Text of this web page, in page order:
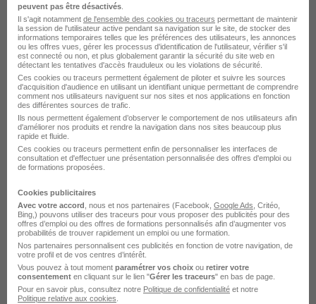
Acheteur Industriel CDD H/F
Messer France
Mitry-Mory - 77 CDD 50 000 - 55 000 € / an
Voir l’offre
il y a 11 jours
Acheteur Industriel H/F
Kem One
Paris 14e - 75 CDI
peuvent pas être désactivés
Il s'agit notamment de l'ensemble des cookies ou traceurs permettant de maintenir
la session de l'utilisateur active pendant sa navigation sur le site, de stocker des
informations temporaires telles que les préférences des utilisateurs, les annonces
ou les offres vues, gérer les processus d'identification de l'utilisateur, vérifier s'il
est connecté ou non, et plus globalement garantir la sécurité du site web en
détectant les tentatives d'accès frauduleux ou les violations de sécurité.
Ces cookies ou traceurs permettent également de piloter et suivre les sources
d'acquisition d'audience en utilisant un identifiant unique permettant de comprendre
comment nos utilisateurs naviguent sur nos sites et nos applications en fonction
des différentes sources de trafic.
Ils nous permettent également d’observer le comportement de nos utilisateurs afin
d'améliorer nos produits et rendre la navigation dans nos sites beaucoup plus
rapide et fluide.
Ces cookies ou traceurs permettent enfin de personnaliser les interfaces de
consultation et d'effectuer une présentation personnalisée des offres d'emploi ou
de formations proposées.
Cookies publicitaires
Avec votre accord , nous et nos partenaires (Facebook, Google Ads , Critéo,
Bing,) pouvons utiliser des traceurs pour vous proposer des publicités pour des
offres d’emploi ou des offres de formations personnalisés afin d’augmenter vos
probabilités de trouver rapidement un emploi ou une formation.
Nos partenaires personnalisent ces publicités en fonction de votre navigation, de
votre profil et de vos centres d’intérêt.
Vous pouvez à tout moment paramétrer vos choix ou retirer votre
consentement en cliquant sur le lien "Gérer les traceurs" en bas de page.
Pour en savoir plus, consultez notre Politique de confidentialité et notre
Politique relative aux cookies